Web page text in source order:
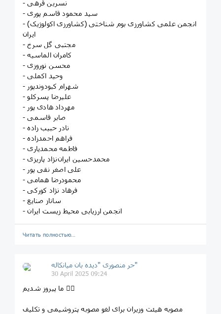
- نسرین قرهی
- سید محمود قاسم پوری
- انجمن علمی کشاورزی بوم شناختی (کشاورزی اکولوژیک)
ایران
- مجتبی گل سرخ
- کامران الماسیه
- محسن نوروزی
- وحید اکملی
- شهرام کبودوندپور
- علیرضا پسرکلو
- مهرداد هادی پور
- صابر قاسمی
- نادر حبیب زاده
- فراهم احمدزاده
- فاطمه محمدیاری
- محمدحسین ایران‌نژاد پاریزی
- محمودرضا همامی
- فرهاد نژاد کورکی
- ساناز صنایع
- انجمن ارزیابی محیط زیست ایران
Читать полностью…
حر منصوری "دیده بان میانکاله"
30 April 2025 09:24
ما پیروز شدیم ✌🏻
مصوبه هیئت وزیران برای لغو مصوبه پتروشیمی و تکلیف